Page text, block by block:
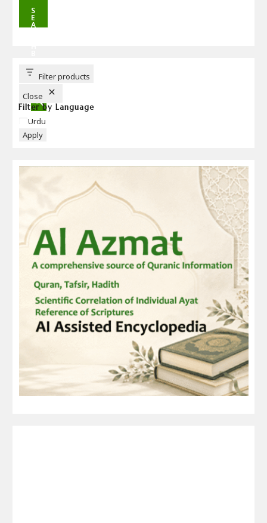
S
E
A
T
T
Filter products
Close
Filter by Language
Language
Urdu
Apply